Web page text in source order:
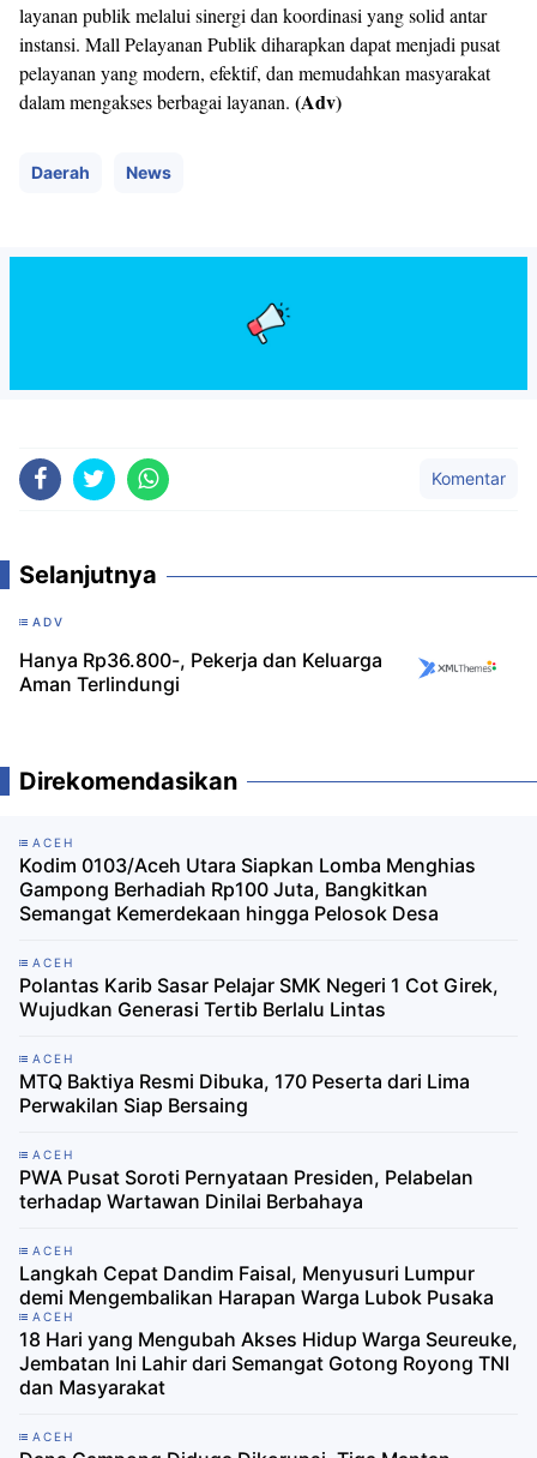
layanan publik melalui sinergi dan koordinasi yang solid antar
instansi. Mall Pelayanan Publik diharapkan dapat menjadi pusat
pelayanan yang modern, efektif, dan memudahkan masyarakat
dalam mengakses berbagai layanan. (Adv)
Daerah News
Komentar
Selanjutnya
ADV
Hanya Rp36.800-, Pekerja dan Keluarga
Aman Terlindungi
Direkomendasikan
ACEH
Kodim 0103/Aceh Utara Siapkan Lomba Menghias
Gampong Berhadiah Rp100 Juta, Bangkitkan
Semangat Kemerdekaan hingga Pelosok Desa
ACEH
Polantas Karib Sasar Pelajar SMK Negeri 1 Cot Girek,
Wujudkan Generasi Tertib Berlalu Lintas
ACEH
MTQ Baktiya Resmi Dibuka, 170 Peserta dari Lima
Perwakilan Siap Bersaing
ACEH
PWA Pusat Soroti Pernyataan Presiden, Pelabelan
terhadap Wartawan Dinilai Berbahaya
ACEH
Langkah Cepat Dandim Faisal, Menyusuri Lumpur
demi Mengembalikan Harapan Warga Lubok Pusaka
ACEH
18 Hari yang Mengubah Akses Hidup Warga Seureuke,
Jembatan Ini Lahir dari Semangat Gotong Royong TNI
dan Masyarakat
ACEH